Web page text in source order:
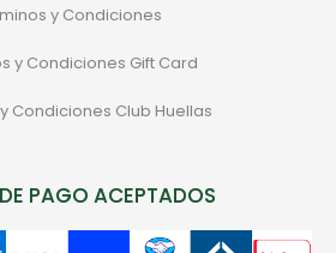
y Condiciones
y Condiciones Gift Card
Condiciones Club Huellas
PAGO ACEPTADOS